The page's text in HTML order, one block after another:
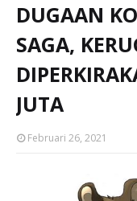
DUGAAN
SAGA,
JUTA
Februari 26, 2021